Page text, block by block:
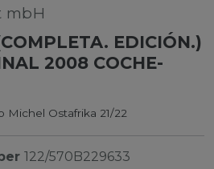
mbH
EDICIÓN.)
2008 COCHE-
Michel Ostafrika 21/22
122/570B229633